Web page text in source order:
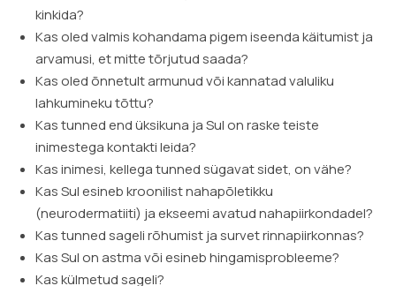
kinkida?
Kas oled valmis kohandama pigem iseenda käitumist ja
arvamusi, et mitte tõrjutud saada?
Kas oled õnnetult armunud või kannatad valuliku
lahkumineku tõttu?
Kas tunned end üksikuna ja Sul on raske teiste
inimestega kontakti leida?
Kas inimesi, kellega tunned sügavat sidet, on vähe?
Kas Sul esineb kroonilist nahapõletikku
(neurodermatiiti) ja ekseemi avatud nahapiirkondadel?
Kas tunned sageli rõhumist ja survet rinnapiirkonnas?
Kas Sul on astma või esineb hingamisprobleeme?
Kas külmetud sageli?